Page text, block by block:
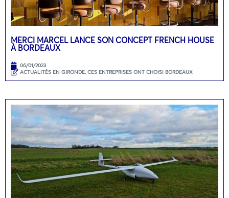
MERCI MARCEL LANCE SON CONCEPT FRENCH HOUSE
À BORDEAUX
06/01/2023
ACTUALITÉS EN GIRONDE, CES ENTREPRISES ONT CHOISI BORDEAUX